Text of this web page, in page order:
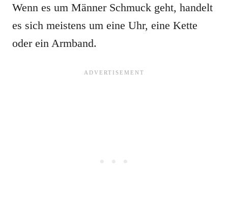
Wenn es um Männer Schmuck geht, handelt
es sich meistens um eine Uhr, eine Kette
oder ein Armband.